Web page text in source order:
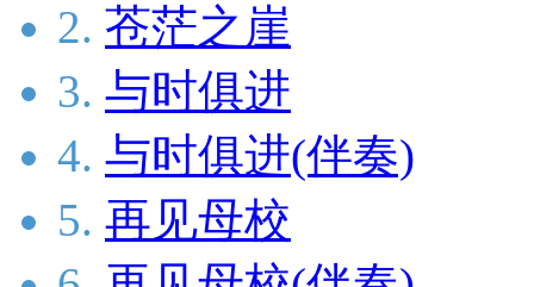
2. 苍茫之崖
3. 与时俱进
4. 与时俱进(伴奏)
5. 再见母校